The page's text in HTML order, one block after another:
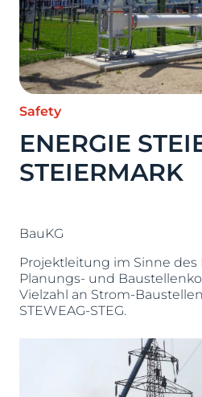
Safety
ENERGIE
STEIERMARK
BauKG
Projektleitung im Sinne des
Planungs- und
Vielzahl an Strom-
STEWEAG-STEG.